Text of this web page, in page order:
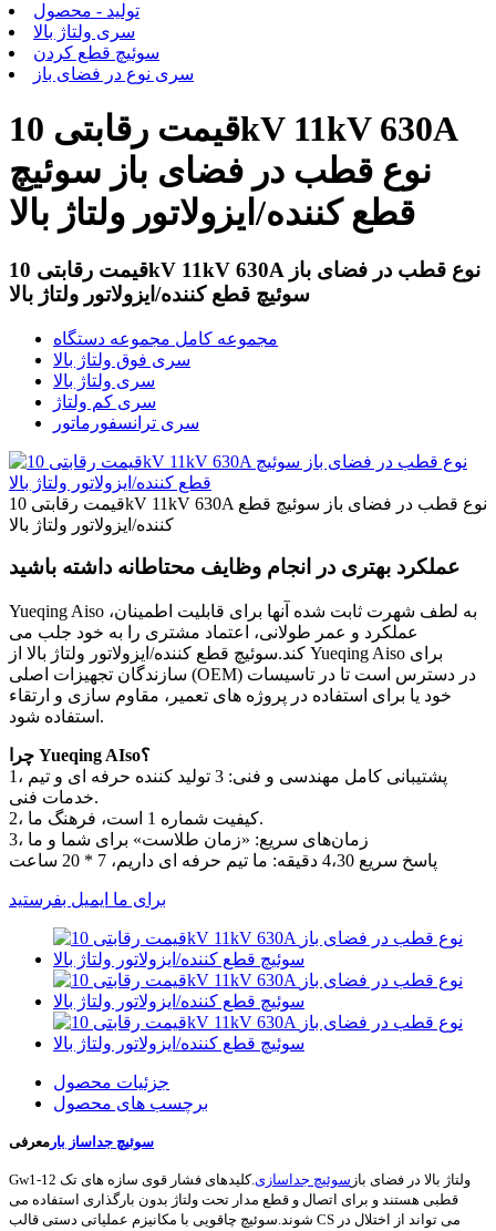
تولید - محصول
سری ولتاژ بالا
سوئیچ قطع کردن
سری نوع در فضای باز
قیمت رقابتی 10kV 11kV 630A
نوع قطب در فضای باز سوئیچ
قطع کننده/ایزولاتور ولتاژ بالا
قیمت رقابتی 10kV 11kV 630A نوع قطب در فضای باز
سوئیچ قطع کننده/ایزولاتور ولتاژ بالا
مجموعه کامل مجموعه دستگاه
سری فوق ولتاژ بالا
سری ولتاژ بالا
سری کم ولتاژ
سری ترانسفورماتور
قیمت رقابتی 10kV 11kV 630A نوع قطب در فضای باز سوئیچ قطع
کننده/ایزولاتور ولتاژ بالا
عملکرد بهتری در انجام وظایف محتاطانه داشته باشید
Yueqing Aiso به لطف شهرت ثابت شده آنها برای قابلیت اطمینان،
عملکرد و عمر طولانی، اعتماد مشتری را به خود جلب می
کند.سوئیچ قطع کننده/ایزولاتور ولتاژ بالا از Yueqing Aiso برای
سازندگان تجهیزات اصلی (OEM) در دسترس است تا در تاسیسات
خود یا برای استفاده در پروژه های تعمیر، مقاوم سازی و ارتقاء
استفاده شود.
چرا Yueqing AIso؟
1، پشتیبانی کامل مهندسی و فنی: 3 تولید کننده حرفه ای و تیم
خدمات فنی.
2، کیفیت شماره 1 است، فرهنگ ما.
3، زمان‌های سریع: «زمان طلاست» برای شما و ما
پاسخ سریع 4،30 دقیقه: ما تیم حرفه ای داریم، 7 * 20 ساعت
برای ما ایمیل بفرستید
جزئیات محصول
برچسب های محصول
سوئیچ جداساز بار معرفی
Gw1-12 ولتاژ بالا در فضای باز سوئیچ جداسازی.کلیدهای فشار قوی سازه های تک
قطبی هستند و برای اتصال و قطع مدار تحت ولتاژ بدون بارگذاری استفاده می
شوند.سوئیچ چاقویی با مکانیزم عملیاتی دستی قالب CS می تواند از اختلال در